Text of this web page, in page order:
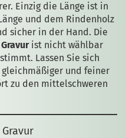
Einzig die Länge ist in
und dem Rindenholz
sicher in der Hand. Die
ist nicht wählbar
Lassen Sie sich
und feiner
zu den mittelschweren